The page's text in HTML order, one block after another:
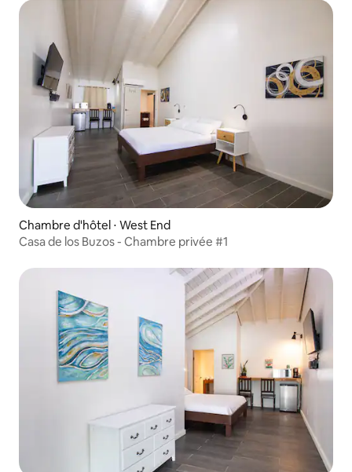
Chambre d'hôtel ⋅ West End
Casa de los Buzos - Chambre privée #1